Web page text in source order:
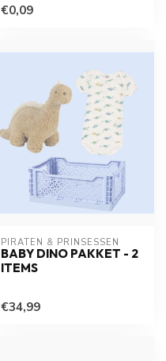
€0,09
PIRATEN & PRINSESSEN
BABY DINO PAKKET - 2
ITEMS
€34,99